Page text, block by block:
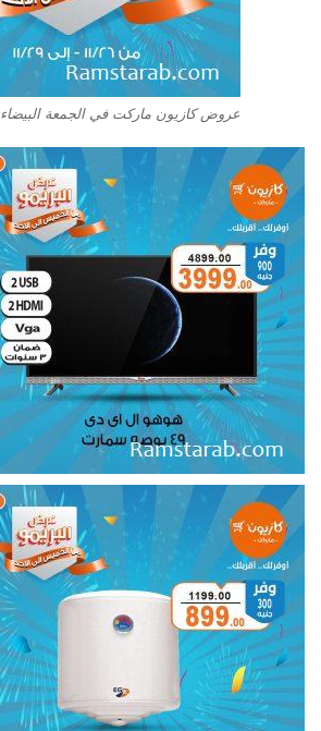
عروض كازيون ماركت في الجمعة البيضاء